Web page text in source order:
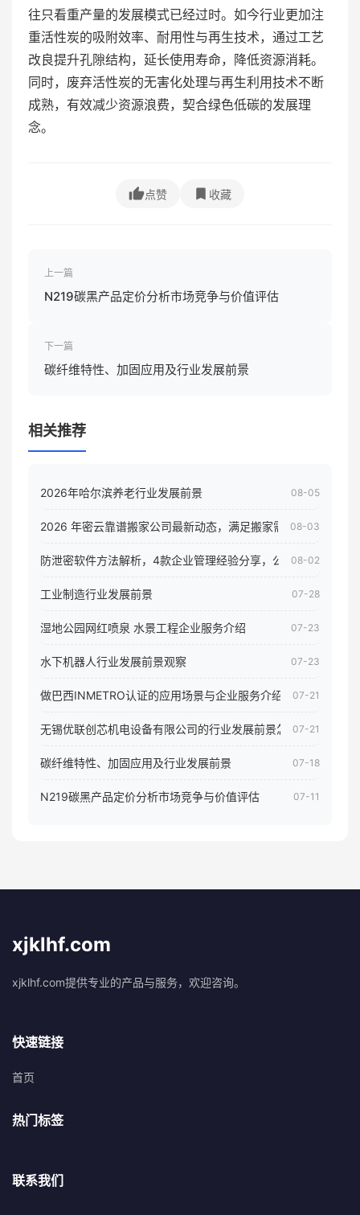
往只看重产量的发展模式已经过时。如今行业更加注
重活性炭的吸附效率、耐用性与再生技术，通过工艺
改良提升孔隙结构，延长使用寿命，降低资源消耗。
同时，废弃活性炭的无害化处理与再生利用技术不断
成熟，有效减少资源浪费，契合绿色低碳的发展理
念。
点赞 收藏
上一篇
N219碳黑产品定价分析市场竞争与价值评估
下一篇
碳纤维特性、加固应用及行业发展前景
相关推荐
2026年哈尔滨养老行业发展前景 08-05
2026 年密云靠谱搬家公司最新动态，满足搬家需求！08-03
防泄密软件方法解析，4款企业管理经验分享，公司员工电脑核
08-02
工业制造行业发展前景 07-28
湿地公园网红喷泉 水景工程企业服务介绍 07-23
水下机器人行业发展前景观察 07-23
做巴西INMETRO认证的应用场景与企业服务介绍 07-21
无锡优联创芯机电设备有限公司的行业发展前景怎样07-21
碳纤维特性、加固应用及行业发展前景 07-18
N219碳黑产品定价分析市场竞争与价值评估 07-11
xjklhf.com
xjklhf.com提供专业的产品与服务，欢迎咨询。
快速链接
首页
热门标签
联系我们